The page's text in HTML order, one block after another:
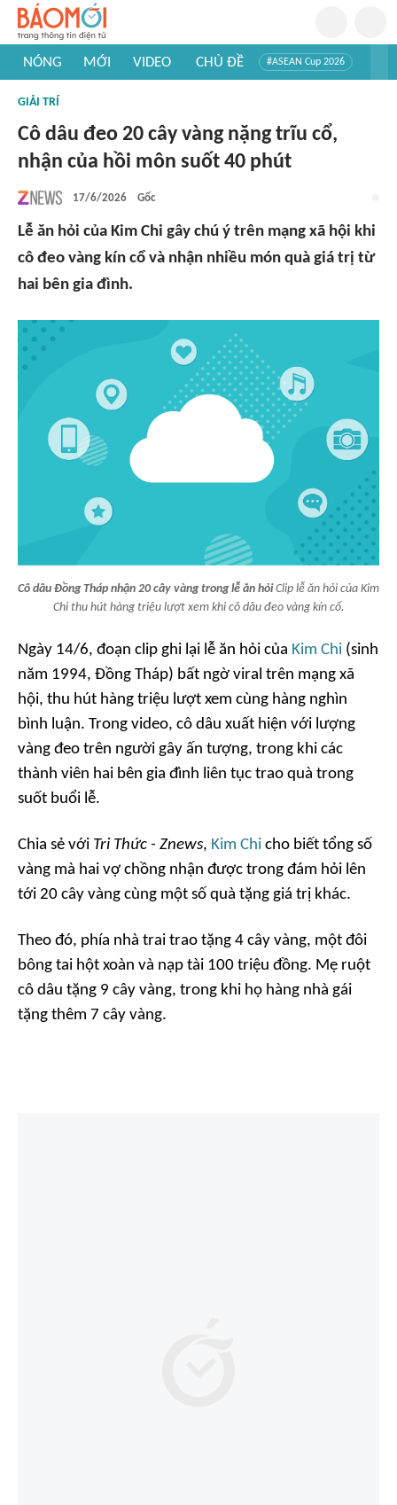
NÓNG MỚI VIDEO CHỦ ĐỀ #ASEAN Cup 2026
#Khám phá Việt Nam
GIẢI TRÍ
Cô dâu đeo 20 cây vàng nặng trĩu cổ,
nhận của hồi môn suốt 40 phút
17/6/2026 Gốc
Lễ ăn hỏi của Kim Chi gây chú ý trên mạng xã hội khi
cô đeo vàng kín cổ và nhận nhiều món quà giá trị từ
hai bên gia đình.
Cô dâu Đồng Tháp nhận 20 cây vàng trong lễ ăn hỏiClip lễ ăn hỏi của Kim
Chi thu hút hàng triệu lượt xem khi cô dâu đeo vàng kín cổ.
Ngày 14/6, đoạn clip ghi lại lễ ăn hỏi của Kim Chi (sinh
năm 1994, Đồng Tháp) bất ngờ viral trên mạng xã
hội, thu hút hàng triệu lượt xem cùng hàng nghìn
bình luận. Trong video, cô dâu xuất hiện với lượng
vàng đeo trên người gây ấn tượng, trong khi các
thành viên hai bên gia đình liên tục trao quà trong
suốt buổi lễ.
Chia sẻ với Tri Thức - Znews, Kim Chi cho biết tổng số
vàng mà hai vợ chồng nhận được trong đám hỏi lên
tới 20 cây vàng cùng một số quà tặng giá trị khác.
Theo đó, phía nhà trai trao tặng 4 cây vàng, một đôi
bông tai hột xoàn và nạp tài 100 triệu đồng. Mẹ ruột
cô dâu tặng 9 cây vàng, trong khi họ hàng nhà gái
tặng thêm 7 cây vàng.